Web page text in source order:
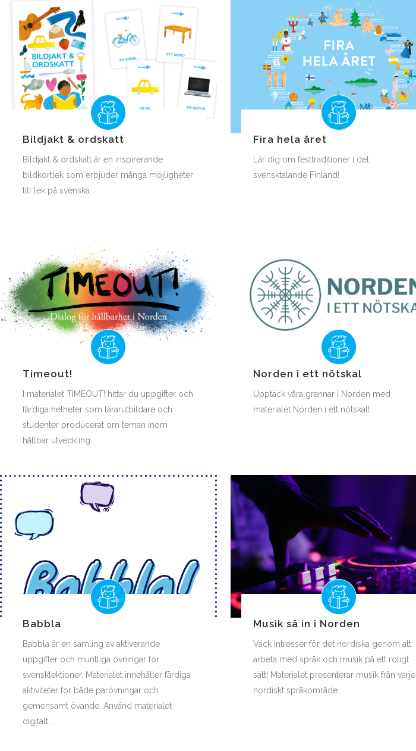
Bildjakt & ordskatt
Bildjakt & ordskatt är en inspirerande
bildkortlek som erbjuder många möjligheter
till lek på svenska.
Fira hela året
Lär dig om festtraditioner i det
svensktalande Finland!
Timeout!
I materialet TIMEOUT! hittar du uppgifter och
färdiga helheter som lärarutbildare och
studenter producerat om teman inom
hållbar utveckling.
Norden i ett nötskal
Upptäck våra grannar i Norden med
materialet Norden i ett nötskal!
Babbla
Babbla är en samling av aktiverande
uppgifter och muntliga övningar för
svensklektioner. Materialet innehåller färdiga
aktiviteter för både parövningar och
gemensamt övande. Använd materialet
digitalt…
Musik så in i Norden
Väck intresser för det nordiska genom att
arbeta med språk och musik på ett roligt
sätt! Materialet presenterar musik från varje
nordiskt språkområde.